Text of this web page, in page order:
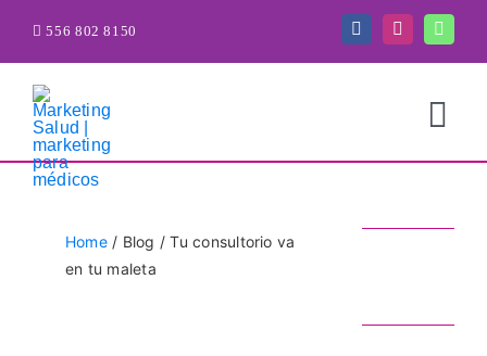
556 802 8150
Home/ Blog / Tu consultorio va
en tu maleta